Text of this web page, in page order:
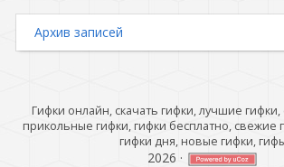
Архив записей
Гифки онлайн, скачать гифки, лучшие
прикольные гифки, гифки бесплатно, свежие
гифки дня, новые гифки,
2026 ·